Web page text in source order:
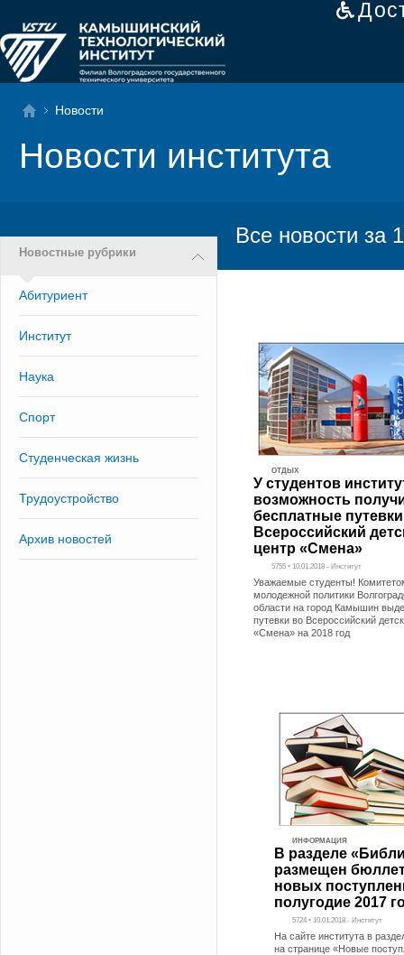
Новости
Новости института
Новостные рубрики
Абитуриент
Институт
Наука
Спорт
Студенческая жизнь
Трудоустройство
Архив новостей
Все новости за
ОТДЫХ
У студентов
возможность
бесплатные
Всероссийский
центр «Смена»
5755 • 10.01.2018 - Институт
Уважаемые студенты!
молодежной политики
области на город Камышин
путевки во Всероссийский
«Смена» на 2018 год
ИНФОРМАЦИЯ
В разделе
размещен
новых
полугодие 2017
5724 • 10.01.2018 - Институт
На сайте института в
на странице «Новые